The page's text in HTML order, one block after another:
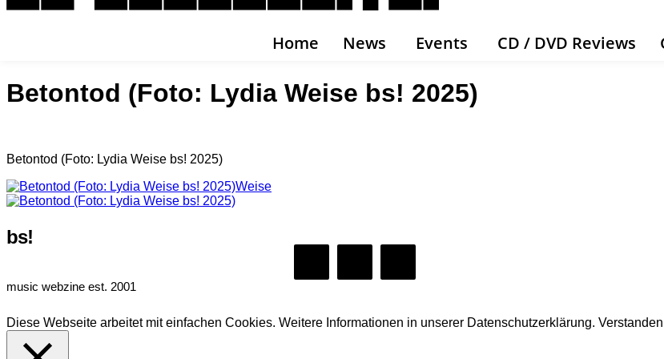
Home News Events CD / DVD Reviews
Betontod (Foto: Lydia Weise bs! 2025)
Betontod (Foto: Lydia Weise bs! 2025)
bs!
music webzine est. 2001
Diese Webseite arbeitet mit einfachen Cookies. Weitere Informationen in unserer Datenschutzerklärung. Verstanden